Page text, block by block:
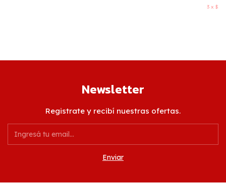
3 x
Newsletter
Registrate y recibí nuestras ofertas.